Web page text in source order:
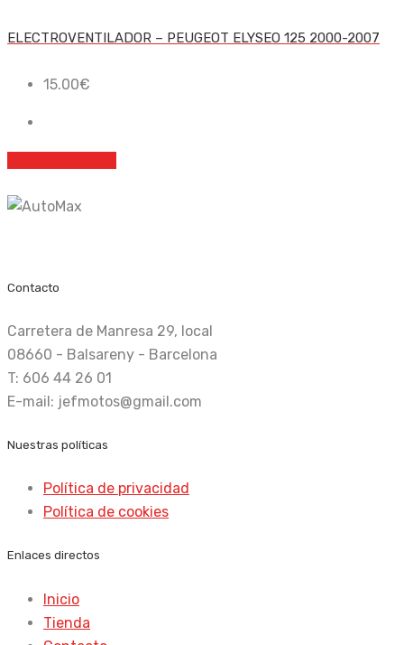
ELECTROVENTILADOR – PEUGEOT ELYSEO 125 2000-2007
15.00€
Contacto
Carretera de Manresa 29, local
08660 - Balsareny - Barcelona
T: 606 44 26 01
E-mail: jefmotos@gmail.com
Nuestras políticas
Política de privacidad
Política de cookies
Enlaces directos
Inicio
Tienda